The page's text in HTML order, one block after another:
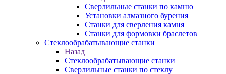
Сверлильные станки по камню
Установки алмазного бурения
Станки для сверления камня
Станки для формовки браслетов
Стеклообрабатывающие станки
Назад
Стеклообрабатывающие станки
Сверлильные станки по стеклу